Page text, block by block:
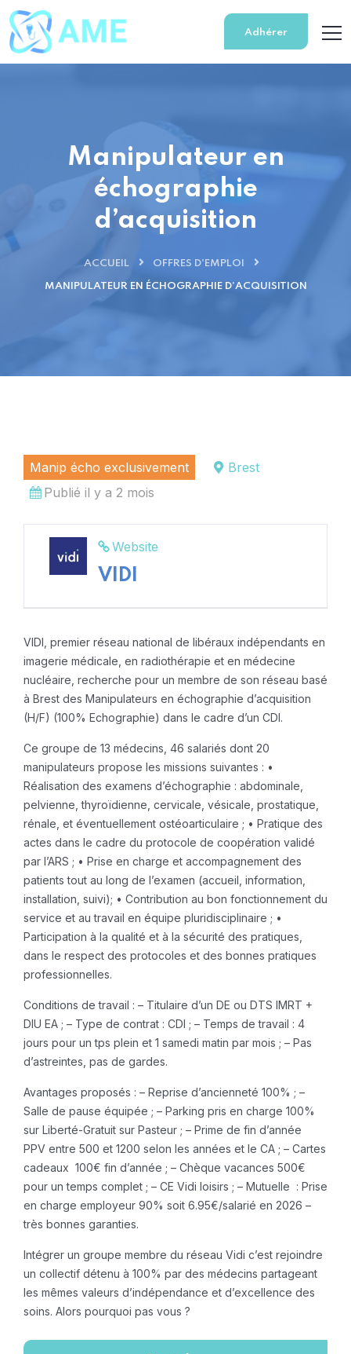
Adhérer
Manipulateur en
échographie
d’acquisition
ACCUEIL OFFRES D'EMPLOI
MANIPULATEUR EN ÉCHOGRAPHIE D’ACQUISITION
Manip écho exclusivement
Brest
Publié il y a 2 mois
Website
VIDI
VIDI, premier réseau national de libéraux indépendants en
imagerie médicale, en radiothérapie et en médecine
nucléaire, recherche pour un membre de son réseau basé
à Brest des Manipulateurs en échographie d’acquisition
(H/F) (100% Echographie) dans le cadre d’un CDI.
Ce groupe de 13 médecins, 46 salariés dont 20
manipulateurs propose les missions suivantes : •
Réalisation des examens d’échographie : abdominale,
pelvienne, thyroïdienne, cervicale, vésicale, prostatique,
rénale, et éventuellement ostéoarticulaire ; • Pratique des
actes dans le cadre du protocole de coopération validé
par l’ARS ; • Prise en charge et accompagnement des
patients tout au long de l’examen (accueil, information,
installation, suivi); • Contribution au bon fonctionnement du
service et au travail en équipe pluridisciplinaire ; •
Participation à la qualité et à la sécurité des pratiques,
dans le respect des protocoles et des bonnes pratiques
professionnelles.
Conditions de travail : – Titulaire d’un DE ou DTS IMRT +
DIU EA ; – Type de contrat : CDI ; – Temps de travail : 4
jours pour un tps plein et 1 samedi matin par mois ; – Pas
d’astreintes, pas de gardes.
Avantages proposés : – Reprise d’ancienneté 100% ; –
Salle de pause équipée ; – Parking pris en charge 100%
sur Liberté-Gratuit sur Pasteur ; – Prime de fin d’année
PPV entre 500 et 1200 selon les années et le CA ; – Cartes
cadeaux 100€ fin d’année ; – Chèque vacances 500€
pour un temps complet ; – CE Vidi loisirs ; – Mutuelle : Prise
en charge employeur 90% soit 6.95€/salarié en 2026 –
très bonnes garanties.
Intégrer un groupe membre du réseau Vidi c’est rejoindre
un collectif détenu à 100% par des médecins partageant
les mêmes valeurs d’indépendance et d’excellence des
soins. Alors pourquoi pas vous ?